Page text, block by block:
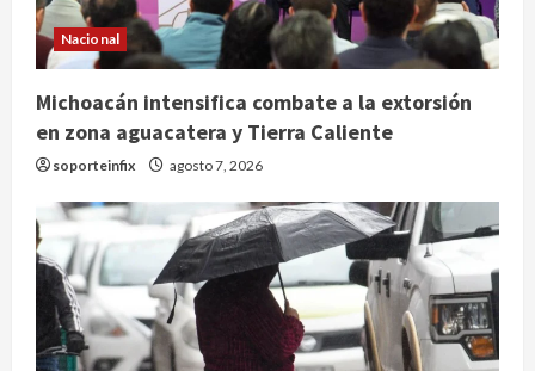
Nacional
Michoacán intensifica combate a la extorsión
en zona aguacatera y Tierra Caliente
soporteinfix agosto 7, 2026